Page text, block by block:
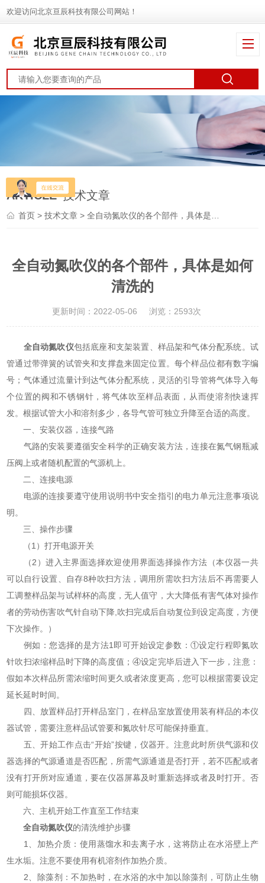
欢迎访问北京亘辰科技有限公司网站！
ARTICLE 技术文章
首页 >技术文章 > 全自动氮吹仪的各个部件，具体是如何清洗的
全自动氮吹仪的各个部件，具体是如何
清洗的
更新时间：2022-05-06 浏览：2593次
全自动氮吹仪包括底座和支架装置、样品架和气体分配系统。试
管通过带弹簧的试管夹和支撑盘来固定位置。每个样品位都有数字编
号；气体通过流量计到达气体分配系统，灵活的引导管将气体导入每
个位置的阀和不锈钢针，将气体吹至样品表面，从而使溶剂快速挥
发。根据试管大小和溶剂多少，各导气管可独立升降至合适的高度。
一、安装仪器，连接气路
气路的安装要遵循安全科学的正确安装方法，连接在氮气钢瓶减
压阀上或者随机配置的气源机上。
二、连接电源
电源的连接要遵守使用说明书中安全指引的电力单元注意事项说
明。
三、操作步骤
（1）打开电源开关
（2）进入主界面选择欢迎使用界面选择操作方法（本仪器一共
可以自行设置、自存8种吹扫方法，调用所需吹扫方法后不再需要人
工调整样品架与试样杯的高度，无人值守，大大降低有害气体对操作
者的劳动伤害吹气针自动下降,吹扫完成后自动复位到设定高度，方便
下次操作。）
例如：您选择的是方法1即可开始设定参数：①设定行程即氮吹
针吹扫浓缩样品时下降的高度值；④设定完毕后进入下一步，注意：
假如本次样品所需浓缩时间更久或者浓度更高，您可以根据需要设定
延长延时时间。
四、放置样品打开样品室门，在样品室放置使用装有样品的本仪
器试管，需要注意样品试管要和氮吹针尽可能保持垂直。
五、开始工作点击“开始”按键，仪器开。注意此时所供气源和仪
器选择的气源通道是否匹配，所需气源通道是否打开，若不匹配或者
没有打开所对应通道，要在仪器屏幕及时重新选择或者及时打开。否
则可能损坏仪器。
六、主机开始工作直至工作结束
全自动氮吹仪的清洗维护步骤
1、加热介质：使用蒸馏水和去离子水，这将防止在水浴壁上产
生水垢。注意不要使用有机溶剂作加热介质。
2、除藻剂：不加热时，在水浴的水中加以除藻剂，可防止生物